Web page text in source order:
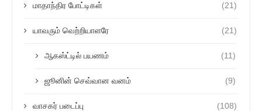
மாதாந்திர போட்டிகள் (21)
யாவரும் வெற்றியாளரே (21)
ஆகஸ்ட்டில் பயணம் (11)
ஜூனின் செவ்வான வனம் (9)
வாசகர் படைப்பு (108)